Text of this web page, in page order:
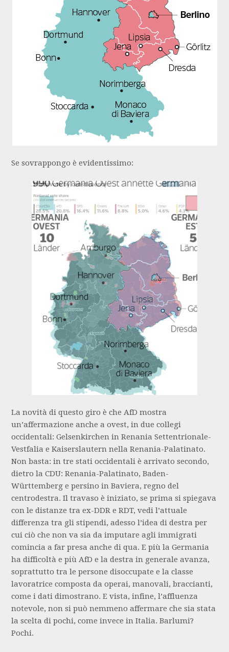
Se sovrappongo è evidentissimo:
La novità di questo giro è che AfD mostra
un’affermazione anche a ovest, in due collegi
occidentali: Gelsenkirchen in Renania Settentrionale-
Vestfalia e Kaiserslautern nella Renania-Palatinato.
Non basta: in tre stati occidentali è arrivato secondo,
dietro la CDU: Renania-Palatinato, Baden-
Württemberg e persino in Baviera, regno del
centrodestra. Il travaso è iniziato, se prima si spiegava
con le distanze tra ex-DDR e RDT, vedi l’attuale
differenza tra gli stipendi, adesso l’idea di destra per
cui ciò che non va sia da imputare agli immigrati
comincia a far presa anche di qua. E più la Germania
ha difficoltà e più AfD e la destra in generale avanza,
soprattutto tra le persone disoccupate e la classe
lavoratrice composta da operai, manovali, braccianti,
come i dati dimostrano. E vista, infine, l’affluenza
notevole, non si può nemmeno affermare che sia stata
la scelta di pochi, come invece in Italia. Barlumi?
Pochi.